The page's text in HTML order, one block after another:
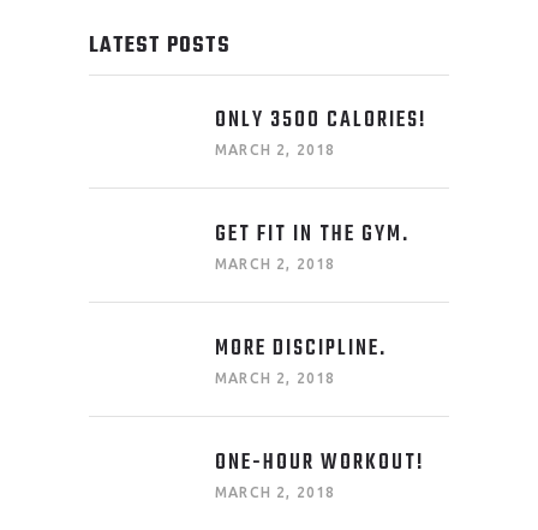
LATEST POSTS
ONLY 3500 CALORIES!
MARCH 2, 2018
GET FIT IN THE GYM.
MARCH 2, 2018
MORE DISCIPLINE.
MARCH 2, 2018
ONE-HOUR WORKOUT!
MARCH 2, 2018